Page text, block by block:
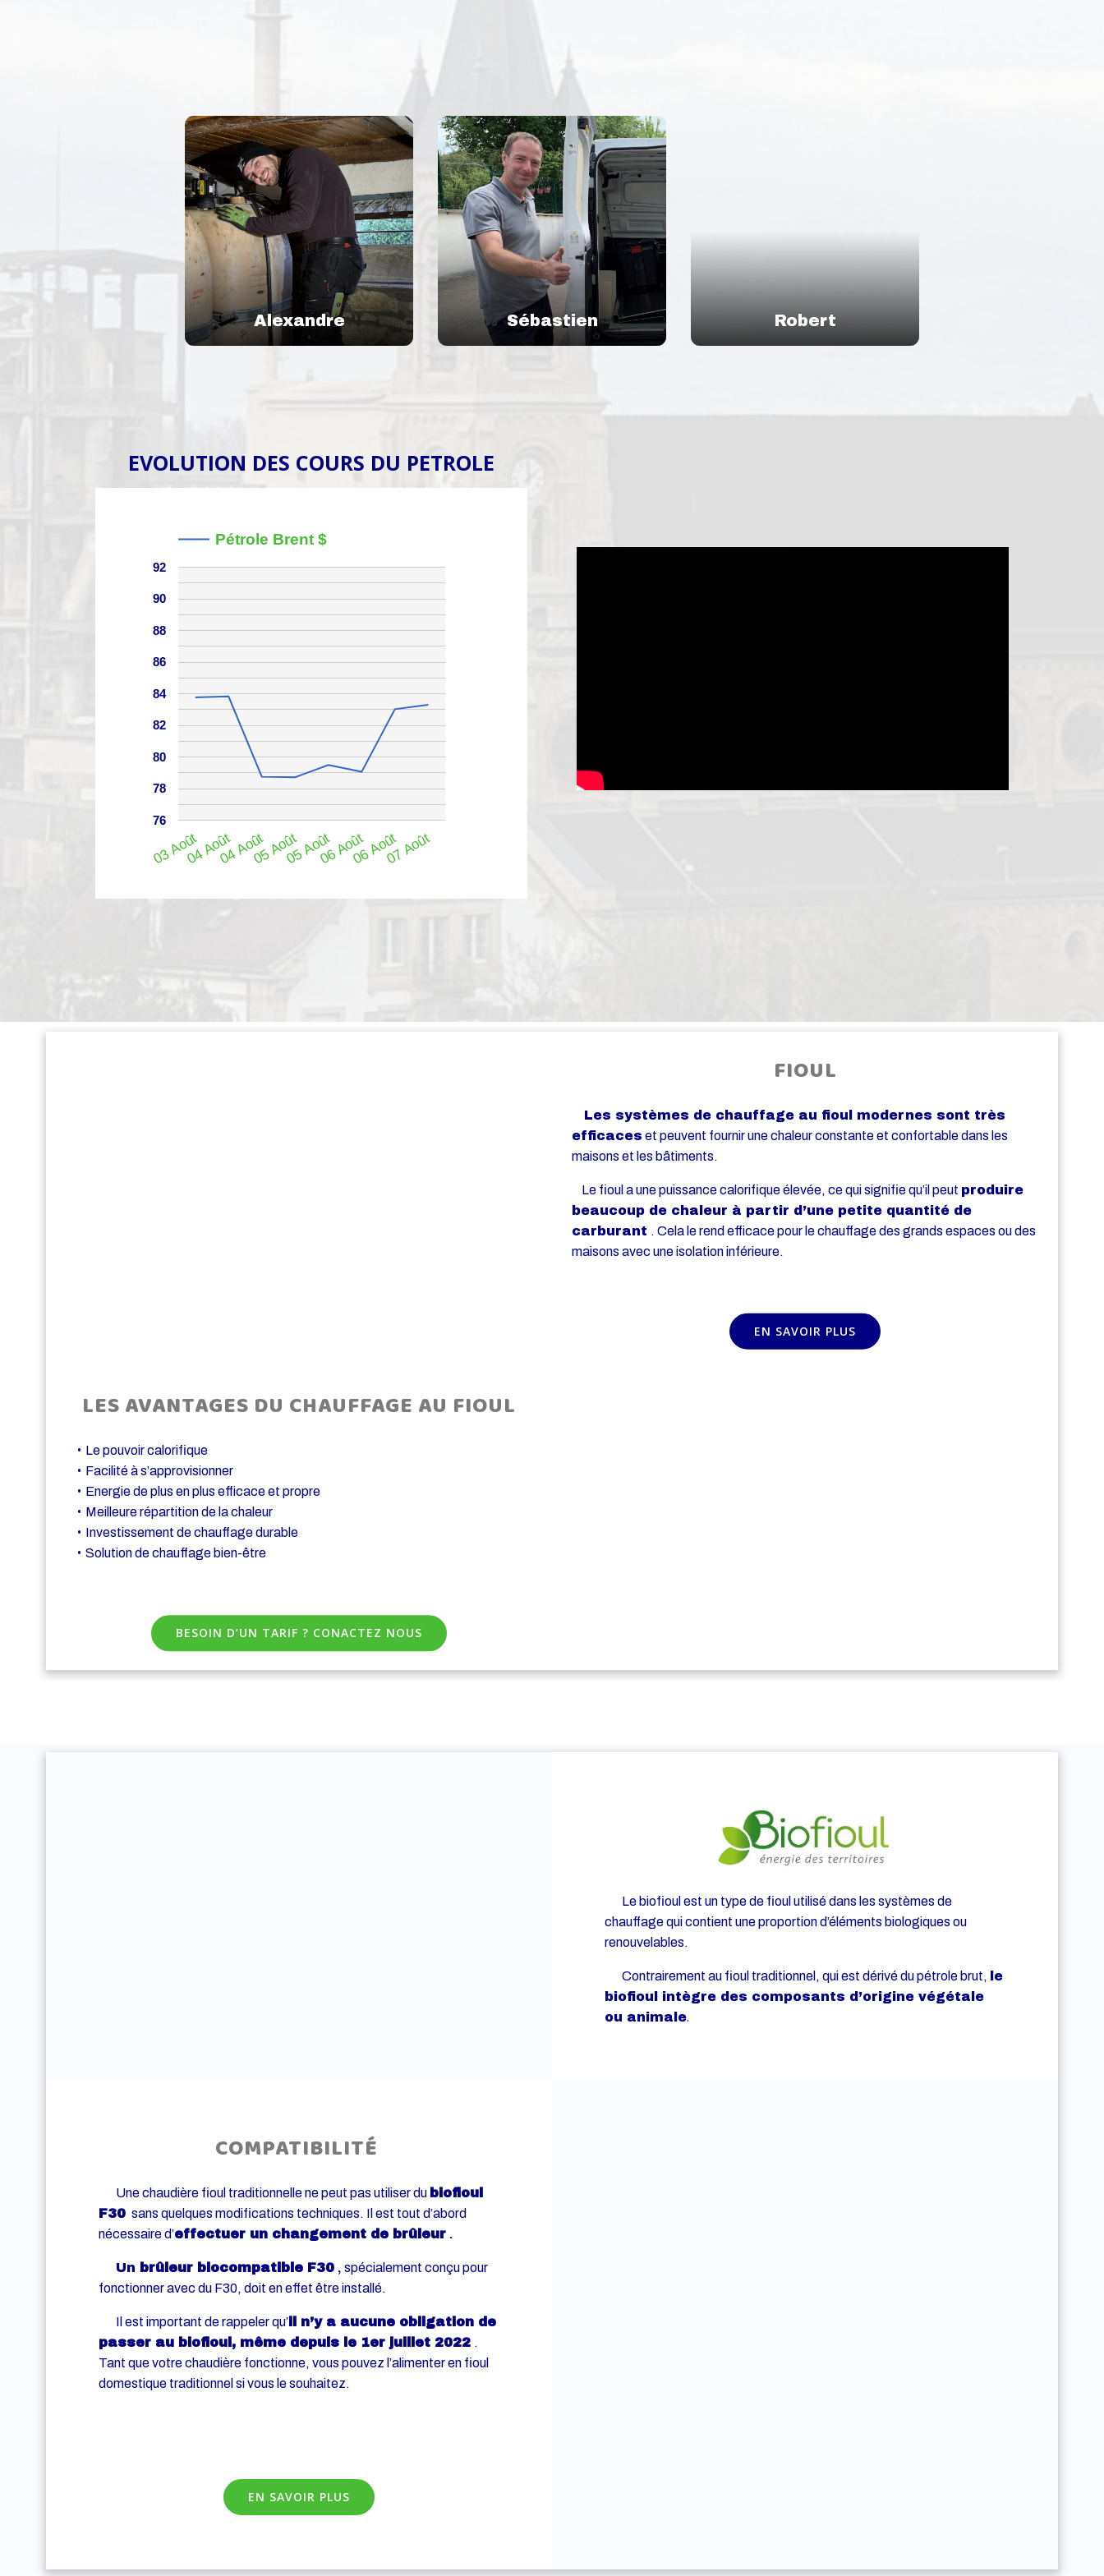
Alexandre Sébastien Robert
EVOLUTION DES COURS DU PETROLE
Pétrole Brent $
03 Août04 Août04 Août05 Août05 Août06 Août06 Août07 Août
76
78
80
82
84
86
88
90
92
FIOUL
Les systèmes de chauffage au fioul modernes sont très
efficaces et peuvent fournir une chaleur constante et confortable dans les
maisons et les bâtiments.
Le fioul a une puissance calorifique élevée, ce qui signifie qu’il peut produire
beaucoup de chaleur à partir d’une petite quantité de
carburant . Cela le rend efficace pour le chauffage des grands espaces ou des
maisons avec une isolation inférieure.
EN SAVOIR PLUS
LES AVANTAGES DU CHAUFFAGE AU FIOUL
Le pouvoir calorifique
Facilité à s’approvisionner
Energie de plus en plus efficace et propre
Meilleure répartition de la chaleur
Investissement de chauffage durable
Solution de chauffage bien-être
BESOIN D’UN TARIF ? CONACTEZ NOUS
Le biofioul est un type de fioul utilisé dans les systèmes de
chauffage qui contient une proportion d’éléments biologiques ou
renouvelables.
Contrairement au fioul traditionnel, qui est dérivé du pétrole brut,
le
biofioul intègre des composants d’origine végétale
ou animale.
COMPATIBILITÉ
Une chaudière fioul traditionnelle ne peut pas utiliser du biofioul
F30 sans quelques modifications techniques. Il est tout d’abord
nécessaire d’effectuer un changement de brûleur .
Un brûleur biocompatible F30 , spécialement conçu pour
fonctionner avec du F30, doit en effet être installé.
Il est important de rappeler qu’ il n’y a aucune obligation de
passer au biofioul, même depuis le 1er juillet 2022 .
Tant que votre chaudière fonctionne, vous pouvez l’alimenter en fioul
domestique traditionnel si vous le souhaitez.
EN SAVOIR PLUS